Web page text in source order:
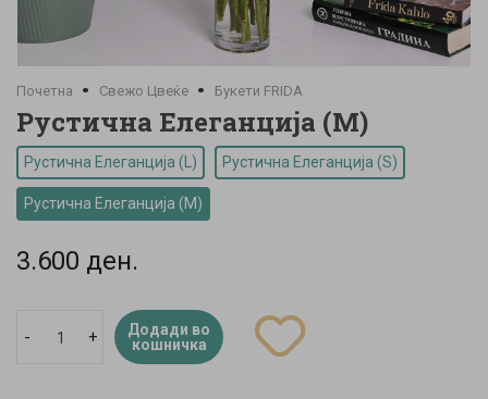
Почетна Свежо Цвеќе Букети FRIDA
Рустична Елеганција (M)
Рустична Елеганција (L) Рустична Елеганција (S)
Рустична Елеганција (M)
3.600 ден.
- +
Додади во
кошничка